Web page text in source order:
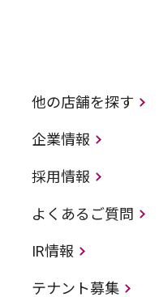
他の店舗を探す
企業情報
採用情報
よくあるご質問
IR情報
テナント募集